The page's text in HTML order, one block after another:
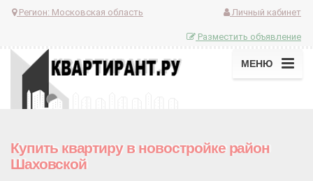
Регион: Московская область Личный кабинет
Разместить объявление
МЕНЮ
Купить квартиру в новостройке район
Шаховской